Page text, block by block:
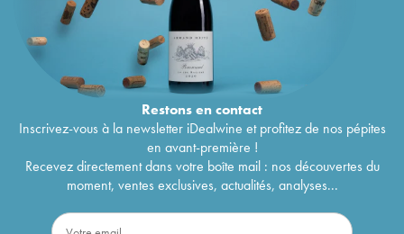
Restons encontact
Inscrivez-vous à la newsletter iDealwine et profitez de nos pépites
en avant-première !
Recevez directement dans votre boîte mail : nos découvertes du
moment, ventes exclusives, actualités, analyses...